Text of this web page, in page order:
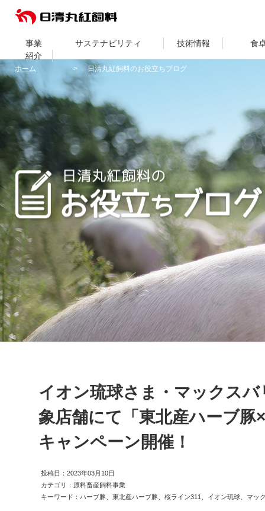
事業
紹介
サステナビリティ 技術情報 食
ホーム 日清丸紅飼料のお役立ちブログ
イオン琉球さま・マックス
象店舗にて「東北産ハーブ豚
キャンペーン開催！
投稿日：2023年03月10日
カテゴリ：原料畜産飼料事業
キーワード：ハーブ豚、東北産ハーブ豚、桜ライン311、イオン琉球、マッ